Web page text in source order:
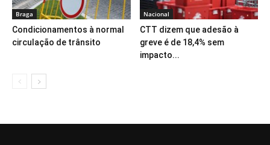
Braga
Condicionamentos à normal
circulação de trânsito
Nacional
CTT dizem que adesão à
greve é de 18,4% sem
impacto...